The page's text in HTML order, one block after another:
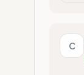
C